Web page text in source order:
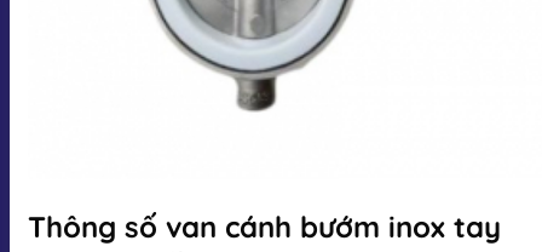
Thông số van cánh bướm inox tay